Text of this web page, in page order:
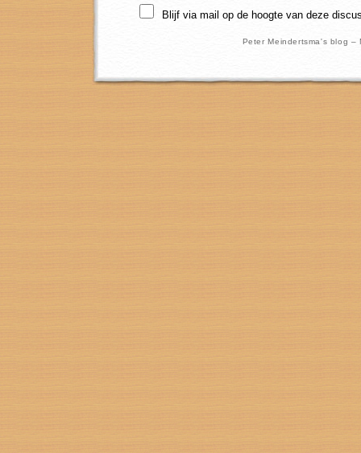
Blijf via mail op de hoogte van deze
Peter Meindertsma's blog